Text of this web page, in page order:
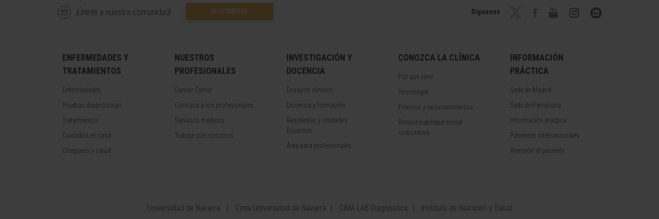
¡Únete a nuestra comunidad! SUSCRIBIRSE Síguenos
ENFERMEDADES Y
TRATAMIENTOS
Enfermedades
Pruebas diagnósticas
Tratamientos
Cuidados en casa
Chequeos y salud
NUESTROS
PROFESIONALES
Cancer Center
Conozca a los profesionales
Servicios médicos
Trabaje con nosotros
INVESTIGACIÓN Y
DOCENCIA
Ensayos clínicos
Docencia y formación
Residentes y Unidades
Docentes
Área para profesionales
CONOZCA LA CLÍNICA
Por qué venir
Tecnología
Premios y reconocimientos
Responsabilidad social
corporativa
INFORMACIÓN
PRÁCTICA
Sede de Madrid
Sede de Pamplona
Información práctica
Pacientes internacionales
Atención al paciente
Universidad de Navarra Cima Universidad de Navarra CIMA LAB Diagnostics Instituto de Nutrición y Salud